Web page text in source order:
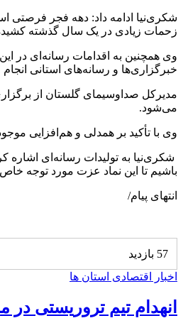
شکری‌نیا ادامه داد: دهه فجر فرصتی
زحمات زیادی در یک سال گذشته کشیده
وی همچنین به اقدامات رسانه‌ای در
خبرگزاری‌ها و رسانه‌های استانی
مدیرکل صداوسیمای گلستان از
می‌شود.
وی با تأکید بر همدلی و هم‌افزایی
شکری‌نیا به تولیدات رسانه‌ای اشاره
باشیم تا این نماد عزت مورد توجه خاص
انتهای پیام/
57 بازدید
اخبار اقتصادی استان ها
انهدام تیم تروریستی